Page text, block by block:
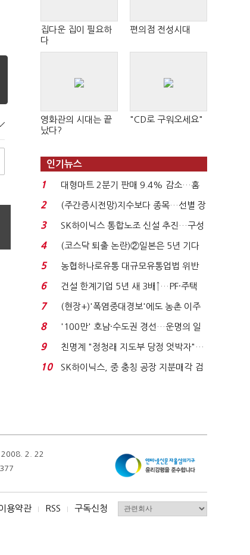
집다운 집이 필요하
다
편의점 전성시대
영화관의 시대는 끝
났다?
"CD로 구워오세요"
인기뉴스
1
대형마트 2분기 판매 9.4% 감소…홈
플러스 사태 여파...
2
(주간증시전망)지수보다 종목…선별 장
세 이어진다...
3
SK하이닉스 통합노조 신설 추진…구성
원 간 성과급 불...
4
(코스닥 퇴출 논란)②일본은 5년 기다
려주는데 우리는 ...
5
농협하나로유통 대규모유통업법 위반
적발…공정위, 과...
6
건설 한계기업 5년 새 3배↑…PF·주택
침체에 재무 ...
7
(현장+)'폭염중대경보'에도 농촌 이주
노동자는 강행군…'야...
8
'100만' 호남·수도권 경선…운명의 일
주일
9
친명계 "정청래 지도부 당정 엇박자"…
친청계 "신천지 오...
10
SK하이닉스, 중 충칭 공장 지분매각 검
2008. 2. 22
용약관 I RSS I 구독신청